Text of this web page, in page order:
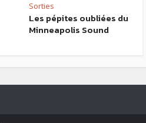
Sorties
Les pépites oubliées du
Minneapolis Sound